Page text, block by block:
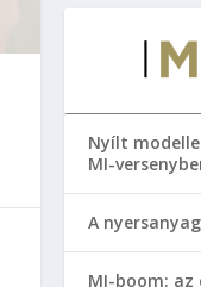
Nyílt
MI-
A
MI-boom: az